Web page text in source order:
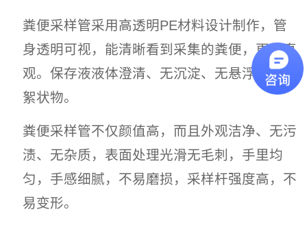
粪便采样管采用高透明PE材料设计制作，管
身透明可视，能清晰看到采集的粪便，更加直
观。保存液液体澄清、无沉淀、无悬浮物、无
絮状物。
粪便采样管不仅颜值高，而且外观洁净、无污
渍、无杂质，表面处理光滑无毛刺，手里均
匀，手感细腻，不易磨损，采样杆强度高，不
易变形。